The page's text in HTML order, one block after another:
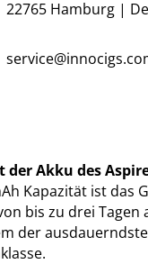
22765 Hamburg |
der Akku des
Kapazität ist das
bis zu drei Tagen
der